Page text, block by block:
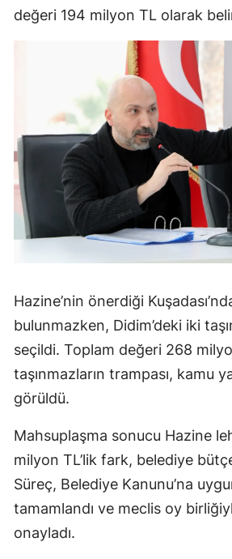
değeri 194 milyon TL olarak
Hazine’nin önerdiği
bulunmazken, Didim’deki iki
seçildi. Toplam değeri 268
taşınmazların trampası, kamu
görüldü.
Mahsuplaşma sonucu Hazine
milyon TL’lik fark, belediye
Süreç, Belediye Kanunu’na
tamamlandı ve meclis oy
onayladı.